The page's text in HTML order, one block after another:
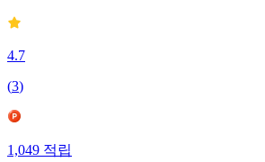
4.7
(3)
1,049 적립